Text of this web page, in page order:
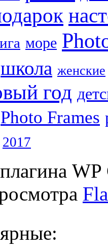
море
школа женские
год
Photo Frames
2017